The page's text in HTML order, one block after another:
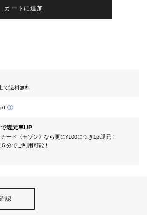
カートに追加
で送料無料
還元率UP
ード《セゾン》なら更に¥100につき1pt還元！
分でご利用可能！
認